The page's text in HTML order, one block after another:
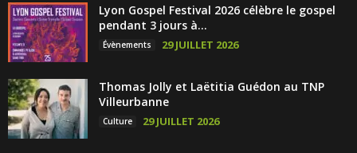
Lyon Gospel Festival 2026 célèbre le gospel
pendant 3 jours à...
Évènements 29 JUILLET 2026
Thomas Jolly et Laëtitia Guédon au TNP
Villeurbanne
Culture 29 JUILLET 2026